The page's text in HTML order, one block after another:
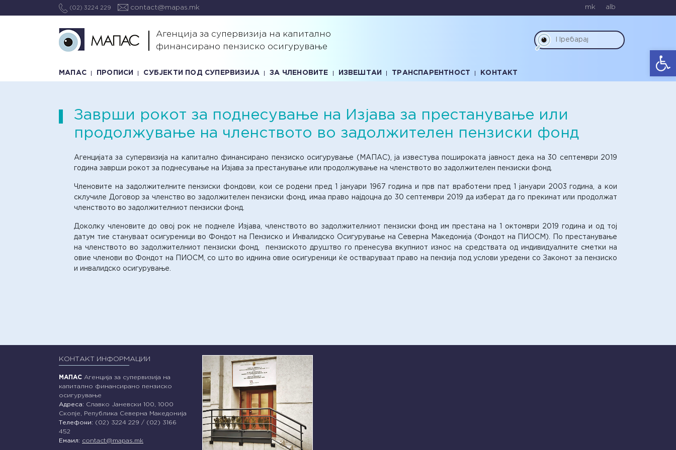
(02) 3224 229 contact@mapas.mk mk alb
Агенција за супервизија на капитално
финансирано пензиско осигурување
МАПАС ПРОПИСИ СУБЈЕКТИ ПОД СУПЕРВИЗИЈА ЗА ЧЛЕНОВИТЕ ИЗВЕШТАИ ТРАНСПАРЕНТНОСТ КОНТАКТ
Заврши рокот за поднесување на Изјава за престанување или
продолжување на членството во задолжителен пензиски фонд
Агенцијата за супервизија на капитално финансирано пензиско осигурување (МАПАС), ја известува пошироката јавност дека на 30 септември 2019
година заврши рокот за поднесување на Изјава за престанување или продолжување на членството во задолжителен пензиски фонд.
Членовите на задолжителните пензиски фондови, кои се родени пред 1 јануари 1967 година и прв пат вработени пред 1 јануари 2003 година, а кои
склучиле Договор за членство во задолжителен пензиски фонд, имаа право најдоцна до 30 септември 2019 да изберат да го прекинат или продолжат
членството во задолжителниот пензиски фонд.
Доколку членовите до овој рок не поднеле Изјава, членството во задолжителниот пензиски фонд им престана на 1 октомври 2019 година и од тој
датум тие стануваат осигуреници во Фондот на Пензиско и Инвалидско Осигурување на Северна Македонија (Фондот на ПИОСМ). По престанување
на членството во задолжителниот пензиски фонд, пензиското друштво го пренесува вкупниот износ на средствата од индивидуалните сметки на
овие членови во Фондот на ПИОСМ, со што во иднина овие осигуреници ќе остваруваат право на пензија под услови уредени со Законот за пензиско
и инвалидско осигурување.
КОНТАКТ ИНФОРМАЦИИ
МАПАС Агенција за супервизија на
капитално финансирано пензиско
осигурување
Адреса: Славко Јаневски 100, 1000
Скопје, Република Северна Македонија
Телефони: (02) 3224 229 / (02) 3166
452
Емаил: contact@mapas.mk